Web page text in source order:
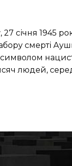
січня 1945
смерті
символом
людей,